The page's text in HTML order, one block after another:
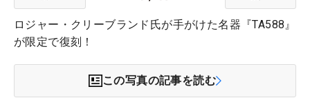
ロジャー・クリーブランド氏が手がけた名器『TA588』
が限定で復刻！
この写真の記事を読む